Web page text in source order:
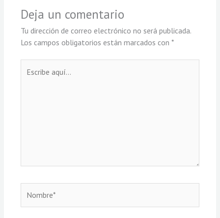
Deja un comentario
Tu dirección de correo electrónico no será publicada.
Los campos obligatorios están marcados con *
aquí...